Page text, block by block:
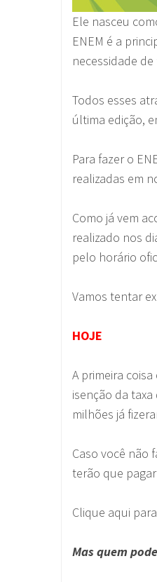
Ele nasceu
ENEM é a
necessidade
Todos esses
última edição,
Para fazer o
realizadas em
Como já vem
realizado nos
pelo horário
Vamos tentar
HOJE
A primeira
isenção da
milhões já
Caso você não
terão que
Clique aqui
Mas quem